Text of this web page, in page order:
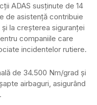
ADAS susținute de 14
de asistență contribuie
la creșterea siguranței
companiile care
incidentelor rutiere.
de 34.500 Nm/grad și
airbaguri, asigurând